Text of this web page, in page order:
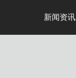
新闻资讯